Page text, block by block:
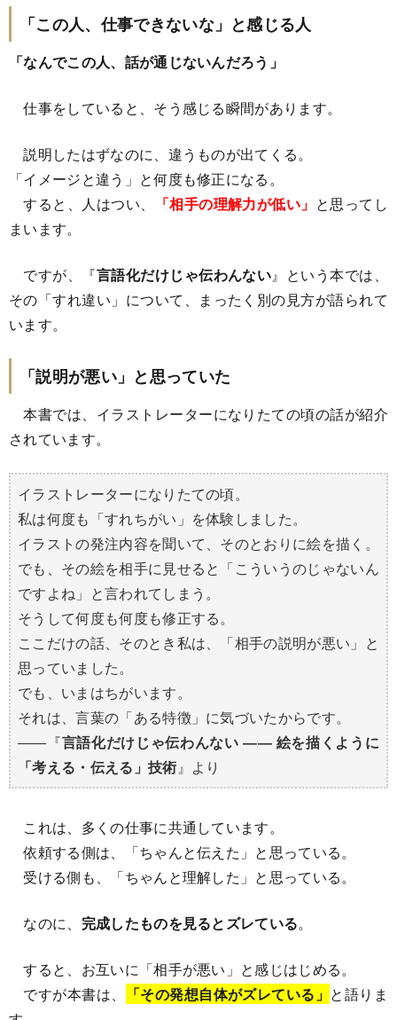
「この人、仕事できないな」と感じる人
「なんでこの人、話が通じないんだろう」
仕事をしていると、そう感じる瞬間があります。
説明したはずなのに、違うものが出てくる。
「イメージと違う」と何度も修正になる。
すると、人はつい、
「相手の理解力が低い」 と思ってし
まいます。
ですが、『言語化だけじゃ伝わんない』という本では、
その「すれ違い」について、まったく別の見方が語られて
います。
「説明が悪い」と思っていた
本書では、イラストレーターになりたての頃の話が紹介
されています。
イラストレーターになりたての頃。
私は何度も「すれちがい」を体験しました。
イラストの発注内容を聞いて、そのとおりに絵を描く。
でも、その絵を相手に見せると「こういうのじゃないん
ですよね」と言われてしまう。
そうして何度も何度も修正する。
ここだけの話、そのとき私は、「相手の説明が悪い」と
思っていました。
でも、いまはちがいます。
それは、言葉の「ある特徴」に気づいたからです。
――『言語化だけじゃ伝わんない ―― 絵を描くように
「考える・伝える」技術』より
これは、多くの仕事に共通しています。
依頼する側は、「ちゃんと伝えた」と思っている。
受ける側も、「ちゃんと理解した」と思っている。
なのに、 完成したものを見るとズレている。
すると、お互いに「相手が悪い」と感じはじめる。
ですが本書は、
「その発想自体がズレている」 と語りま